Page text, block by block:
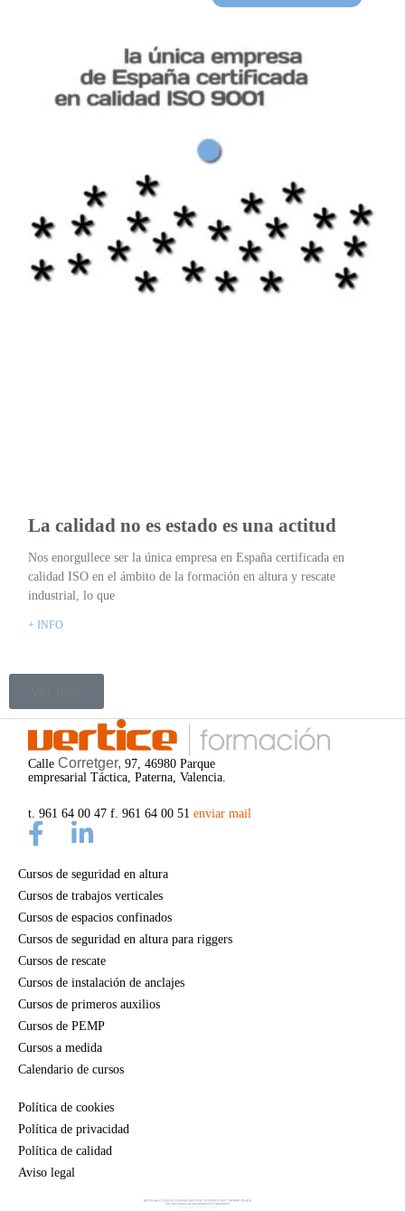
La calidad no es estado es una actitud
Nos enorgullece ser la única empresa en España certificada en
calidad ISO en el ámbito de la formación en altura y rescate
industrial, lo que
+ INFO
CalleCorretger, 97, 46980 Parque
empresarial Táctica, Paterna, Valencia.
t. 961 64 00 47 f. 961 64 00 51enviar mail
Cursos de seguridad en altura
Cursos de trabajos verticales
Cursos de espacios confinados
Cursos de seguridad en altura para riggers
Cursos de rescate
Cursos de instalación de anclajes
Cursos de primeros auxilios
Cursos de PEMP
Cursos a medida
Calendario de cursos
Política de cookies
Política de privacidad
Política de calidad
Aviso legal